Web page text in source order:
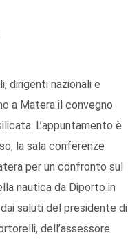
dirigenti nazionali e
a Matera il convegno
L’appuntamento è
la sala conferenze
per un confronto sul
nautica da Diporto in
dai saluti del presidente di
dell’assessore